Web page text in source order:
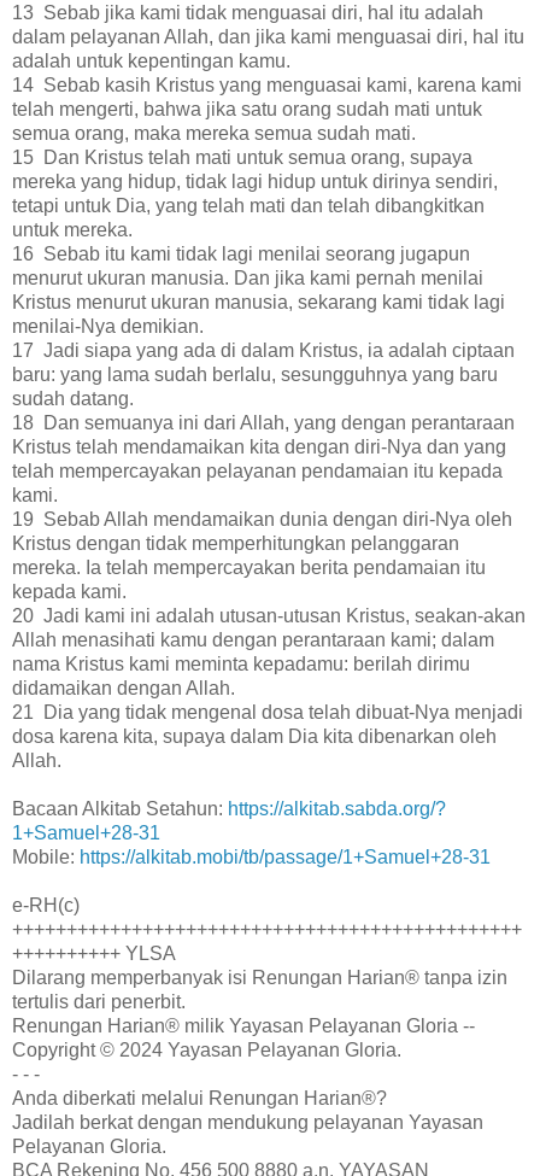
13 Sebab jika kami tidak menguasai diri, hal itu adalah
dalam pelayanan Allah, dan jika kami menguasai diri, hal itu
adalah untuk kepentingan kamu.
14 Sebab kasih Kristus yang menguasai kami, karena kami
telah mengerti, bahwa jika satu orang sudah mati untuk
semua orang, maka mereka semua sudah mati.
15 Dan Kristus telah mati untuk semua orang, supaya
mereka yang hidup, tidak lagi hidup untuk dirinya sendiri,
tetapi untuk Dia, yang telah mati dan telah dibangkitkan
untuk mereka.
16 Sebab itu kami tidak lagi menilai seorang jugapun
menurut ukuran manusia. Dan jika kami pernah menilai
Kristus menurut ukuran manusia, sekarang kami tidak lagi
menilai-Nya demikian.
17 Jadi siapa yang ada di dalam Kristus, ia adalah ciptaan
baru: yang lama sudah berlalu, sesungguhnya yang baru
sudah datang.
18 Dan semuanya ini dari Allah, yang dengan perantaraan
Kristus telah mendamaikan kita dengan diri-Nya dan yang
telah mempercayakan pelayanan pendamaian itu kepada
kami.
19 Sebab Allah mendamaikan dunia dengan diri-Nya oleh
Kristus dengan tidak memperhitungkan pelanggaran
mereka. Ia telah mempercayakan berita pendamaian itu
kepada kami.
20 Jadi kami ini adalah utusan-utusan Kristus, seakan-akan
Allah menasihati kamu dengan perantaraan kami; dalam
nama Kristus kami meminta kepadamu: berilah dirimu
didamaikan dengan Allah.
21 Dia yang tidak mengenal dosa telah dibuat-Nya menjadi
dosa karena kita, supaya dalam Dia kita dibenarkan oleh
Allah.
Bacaan Alkitab Setahun: https://alkitab.sabda.org/?
1+Samuel+28-31
Mobile: https://alkitab.mobi/tb/passage/1+Samuel+28-31
e-RH(c)
+++++++++++++++++++++++++++++++++++++++++++++++
++++++++++ YLSA
Dilarang memperbanyak isi Renungan Harian® tanpa izin
tertulis dari penerbit.
Renungan Harian® milik Yayasan Pelayanan Gloria --
Copyright © 2024 Yayasan Pelayanan Gloria.
- - -
Anda diberkati melalui Renungan Harian®?
Jadilah berkat dengan mendukung pelayanan Yayasan
Pelayanan Gloria.
BCA Rekening No. 456 500 8880 a.n. YAYASAN